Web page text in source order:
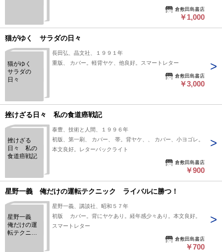
倉敷田島書店
￥1,000
猫がゆく サラダの日々
猫がゆく
サラダの
日々
長田弘、晶文社、１９９１年
重版、 カバー。軽背ヤケ、他良好。スマートレター
倉敷田島書店
￥3,000
挫けざる日々 私の食道癌戦記
挫けざる
日々 私の
食道癌戦記
泰豊、技術と人間、１９９６年
初版、第一刷、 カバー、 帯。背ヤケ、、 カバー、小ヨゴレ。
本文良好。レターパックライト
倉敷田島書店
￥900
星野一義 俺だけの運転テクニック ライバルに勝つ！
星野一義
俺だけの運
転テクニッ
星野一義、講談社、昭和５７年
初版 カバー。背にヤケあり。経年感少々あり。本文良好。
スマートレター
倉敷田島書店
￥700